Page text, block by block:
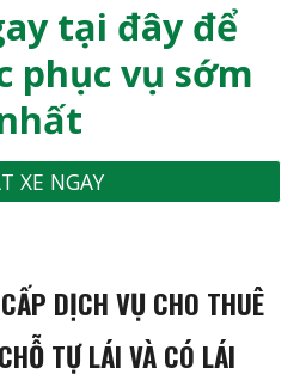
tại đây để
phục vụ sớm
XE NGAY
DỊCH VỤ CHO THUÊ
TỰ LÁI VÀ CÓ LÁI